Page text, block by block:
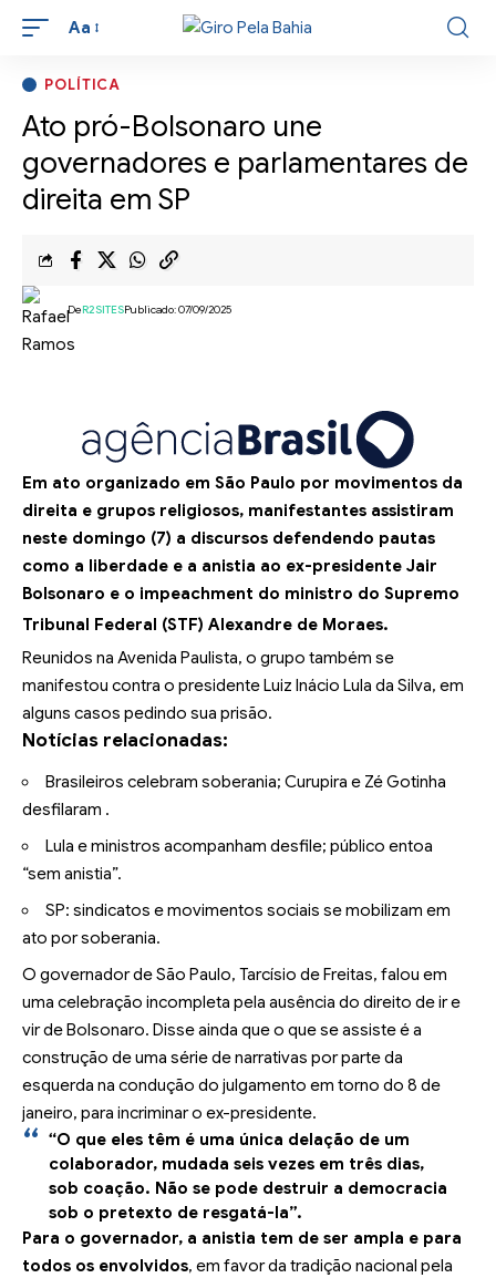
Aa
POLÍTICA
Ato pró-Bolsonaro une
governadores e parlamentares de
direita em SP
DeR2SITESPublicado: 07/09/2025
Em ato organizado em São Paulo por movimentos da
direita e grupos religiosos, manifestantes assistiram
neste domingo (7) a discursos defendendo pautas
como a liberdade e a anistia ao ex-presidente Jair
Bolsonaro e o impeachment do ministro do Supremo
Tribunal Federal (STF) Alexandre de Moraes.
Reunidos na Avenida Paulista, o grupo também se
manifestou contra o presidente Luiz Inácio Lula da Silva, em
alguns casos pedindo sua prisão.
Notícias relacionadas:
Brasileiros celebram soberania; Curupira e Zé Gotinha
desfilaram .
Lula e ministros acompanham desfile; público entoa
“sem anistia”.
SP: sindicatos e movimentos sociais se mobilizam em
ato por soberania.
O governador de São Paulo, Tarcísio de Freitas, falou em
uma celebração incompleta pela ausência do direito de ir e
vir de Bolsonaro. Disse ainda que o que se assiste é a
construção de uma série de narrativas por parte da
esquerda na condução do julgamento em torno do 8 de
janeiro, para incriminar o ex-presidente.
“O que eles têm é uma única delação de um
colaborador, mudada seis vezes em três dias,
sob coação. Não se pode destruir a democracia
sob o pretexto de resgatá-la”.
Para o governador, a anistia tem de ser ampla e para
todos os envolvidos, em favor da tradição nacional pela